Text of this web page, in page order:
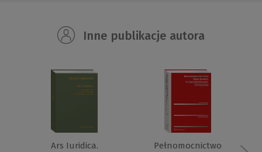
Inne publikacje autora
Ars Iuridica.
Pełnomocnictwo